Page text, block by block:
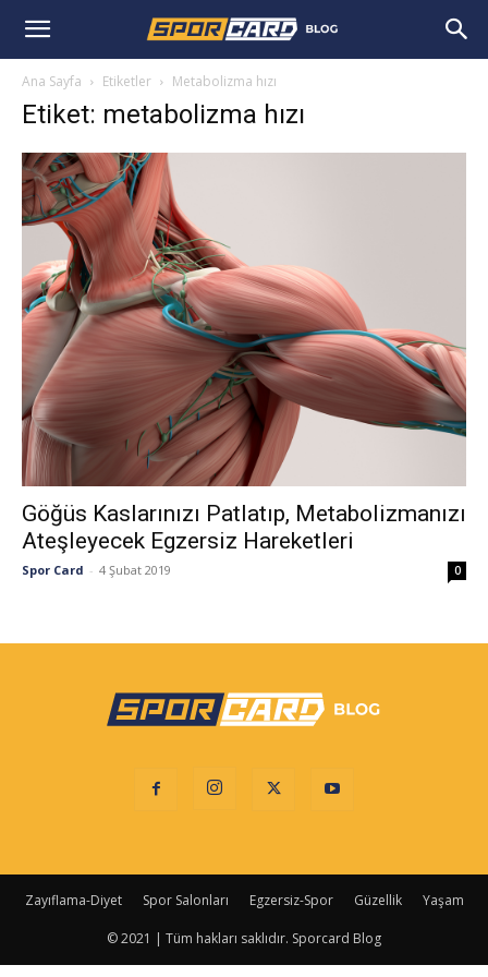
Ana Sayfa Etiketler Metabolizma hızı
Etiket: metabolizma hızı
Göğüs Kaslarınızı Patlatıp, Metabolizmanızı
Ateşleyecek Egzersiz Hareketleri
Spor Card - 4 Şubat 2019 0
Zayıflama-Diyet Spor Salonları Egzersiz-Spor Güzellik Yaşam
© 2021 | Tüm hakları saklıdır. Sporcard Blog